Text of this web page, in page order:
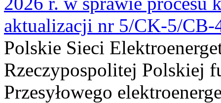
aktualizacji nr 5/CK-5/CB-
Polskie Sieci
Rzeczypospolitej Polskiej
Przesyłowego